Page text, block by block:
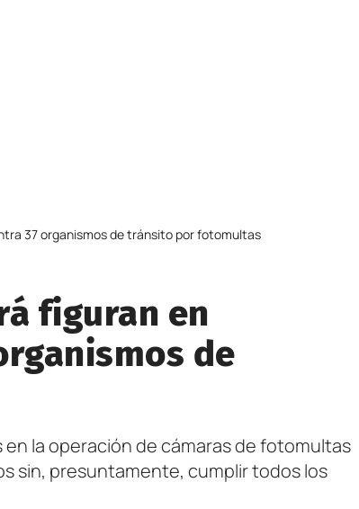
37 organismos de tránsito por fotomultas
figuran en
de
la operación de cámaras de fotomultas
sin, presuntamente, cumplir todos los